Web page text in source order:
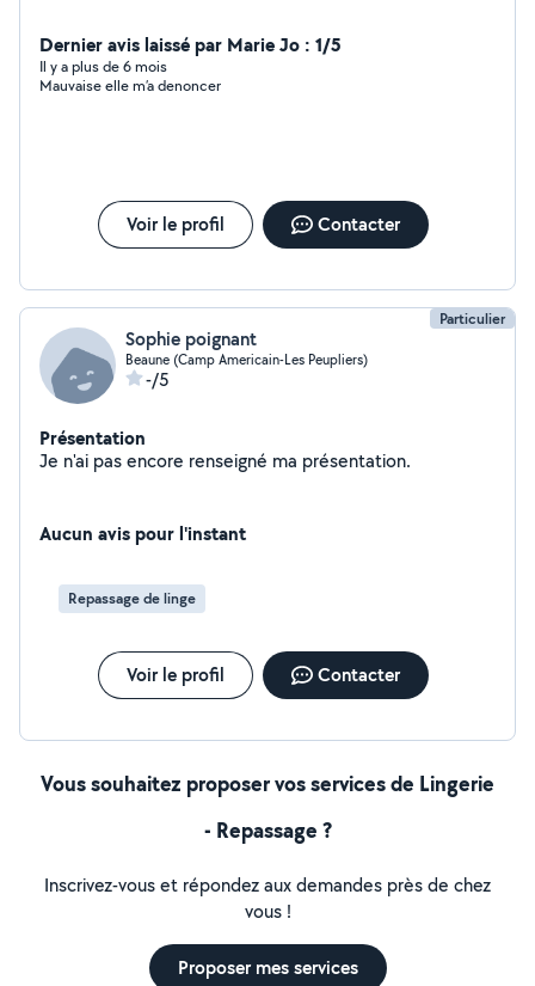
Dernier avis laissé par Marie Jo : 1/5
Il y a plus de 6 mois
Mauvaise elle m’a denoncer
Voir le profil Contacter
Particulier
Sophie poignant
Beaune (Camp Americain-Les Peupliers)
-/5
Présentation
Je n'ai pas encore renseigné ma présentation.
Aucun avis pour l'instant
Repassage de linge
Voir le profil Contacter
Vous souhaitez proposer vos services de Lingerie
- Repassage ?
Inscrivez-vous et répondez aux demandes près de chez
vous !
Proposer mes services